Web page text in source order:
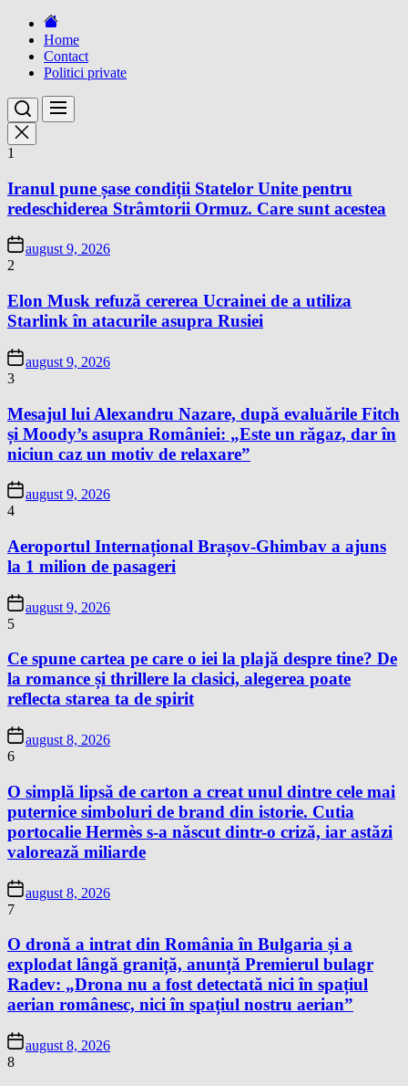
Home
Contact
Politici private
1
Iranul pune șase condiții Statelor Unite pentru
redeschiderea Strâmtorii Ormuz. Care sunt acestea
august 9, 2026
2
Elon Musk refuză cererea Ucrainei de a utiliza
Starlink în atacurile asupra Rusiei
august 9, 2026
3
Mesajul lui Alexandru Nazare, după evaluările Fitch
și Moody’s asupra României: „Este un răgaz, dar în
niciun caz un motiv de relaxare”
august 9, 2026
4
Aeroportul Internațional Brașov-Ghimbav a ajuns
la 1 milion de pasageri
august 9, 2026
5
Ce spune cartea pe care o iei la plajă despre tine? De
la romance și thrillere la clasici, alegerea poate
reflecta starea ta de spirit
august 8, 2026
6
O simplă lipsă de carton a creat unul dintre cele mai
puternice simboluri de brand din istorie. Cutia
portocalie Hermès s-a născut dintr-o criză, iar astăzi
valorează miliarde
august 8, 2026
7
O dronă a intrat din România în Bulgaria și a
explodat lângă graniță, anunță Premierul bulagr
Radev: „Drona nu a fost detectată nici în spațiul
aerian românesc, nici în spațiul nostru aerian”
august 8, 2026
8